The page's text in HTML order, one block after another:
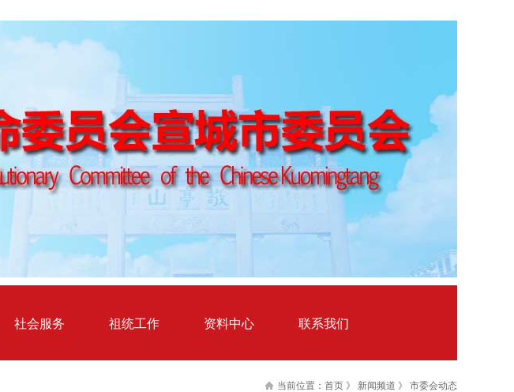
社会服务 祖统工作 资料中心 联系我们
当前位置： 首页 》 新闻频道 》 市委会动态